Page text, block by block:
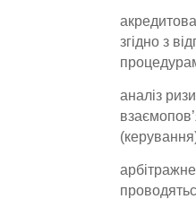
згідно з
аналіз